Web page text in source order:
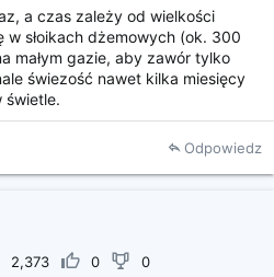
a czas zależy od wielkości
w słoikach dżemowych (ok. 300
małym gazie, aby zawór tylko
świezość nawet kilka miesięcy
świetle.
Odpowiedz
2,373 0 0